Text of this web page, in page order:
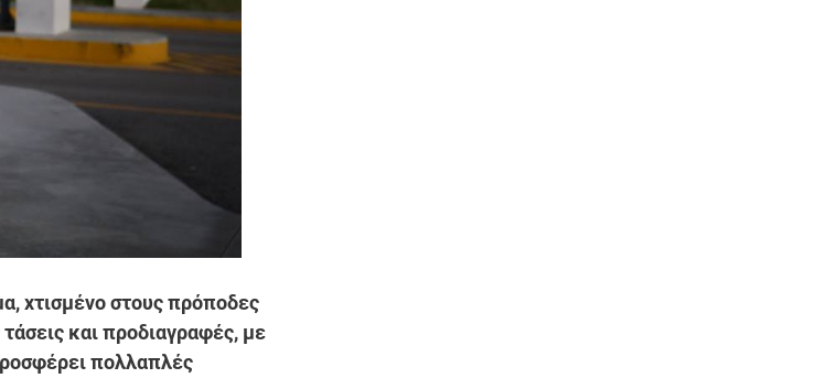
χτισμένο στους πρόποδες
και προδιαγραφές, με
πολλαπλές